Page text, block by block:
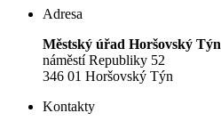
Adresa
Městský úřad Horšovský Týn
náměstí Republiky 52
346 01 Horšovský Týn
Kontakty